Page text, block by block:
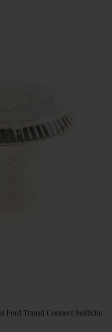
Ford Transit Connect Seitliche